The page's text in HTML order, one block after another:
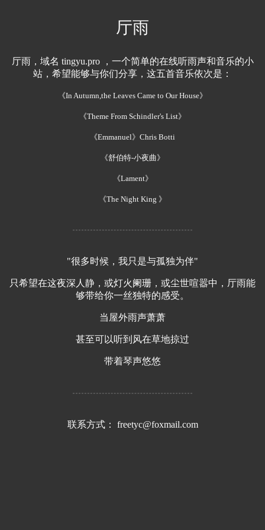
厅雨
厅雨，域名 tingyu.pro ，一个简单的在线听雨声和音乐的小
站，希望能够与你们分享，这五首音乐依次是：
《In Autumn,the Leaves Came to Our House》
《Theme From Schindler's List》
《Emmanuel》Chris Botti
《舒伯特-小夜曲》
《Lament》
《The Night King 》
"很多时候，我只是与孤独为伴"
只希望在这夜深人静，或灯火阑珊，或尘世喧嚣中，厅雨能
够带给你一丝独特的感受。
当屋外雨声萧萧
甚至可以听到风在草地掠过
带着琴声悠悠
联系方式： freetyc@foxmail.com